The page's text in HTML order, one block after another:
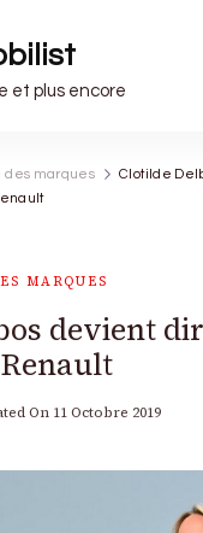
et plus encore
des marques
Clotilde
MARQUES
devient
On 11 Octobre 2019